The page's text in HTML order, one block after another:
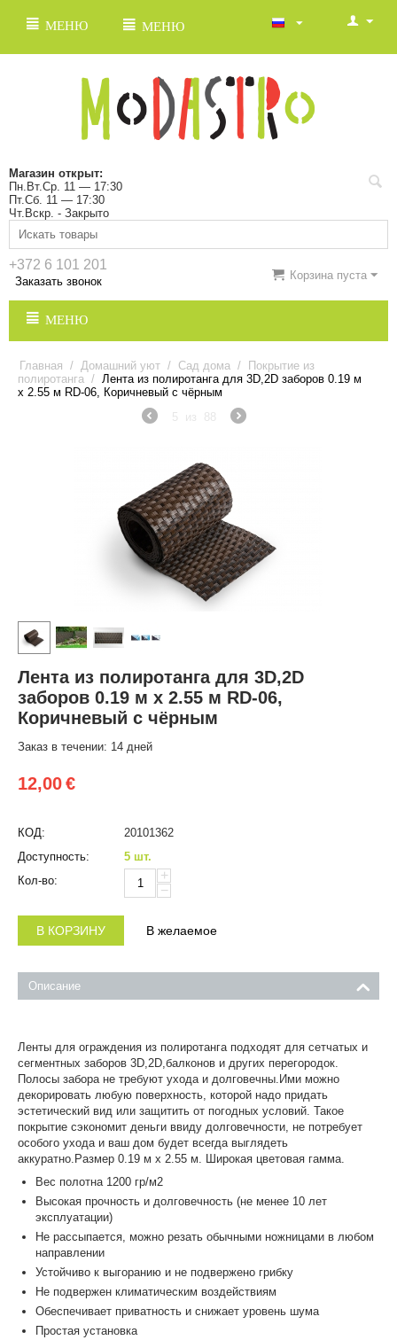
МЕНЮ МЕНЮ
Магазин открыт:
Пн.Вт.Ср. 11 — 17:30
Пт.Сб. 11 — 17:30
Чт.Вскр. - Закрыто
+372 6 101 201
Заказать звонок Корзина пуста
МЕНЮ
Главная / Домашний уют / Сад дома /
Покрытие из
полиротанга / Лента из полиротанга для 3D,2D заборов 0.19 м
х 2.55 м RD-06, Коричневый с чёрным
5
из 88
Лента из полиротанга для 3D,2D
заборов 0.19 м х 2.55 м RD-06,
Коричневый с чёрным
Заказ в течении: 14 дней
12,00€
КОД:
20101362
Доступность:
5 шт.
Кол-во:
+
−
В КОРЗИНУ В желаемое
Описание
Ленты для ограждения из полиротанга подходят для сетчатых и
сегментных заборов 3D,2D,балконов и других перегородок.
Полосы забора не требуют ухода и долговечны.Ими можно
декорировать любую поверхность, которой надо придать
эстетический вид или защитить от погодных условий. Такое
покрытие сэкономит деньги ввиду долговечности, не потребует
особого ухода и ваш дом будет всегда выглядеть
аккуратно.Размер 0.19 м x 2.55 м. Широкая цветовая гамма.
Вес полотна 1200 гр/м2
Высокая прочность и долговечность (не менее 10 лет
эксплуатации)
Не рассыпается, можно резать обычными ножницами в любом
направлении
Устойчиво к выгоранию и не подвержено грибку
Не подвержен климатическим воздействиям
Обеспечивает приватность и снижает уровень шума
Простая установка